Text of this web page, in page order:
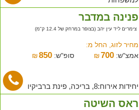
פנינה במדבר
צימרים ליד עין יהב (בצופר במרחק של 12.4 ק"מ)
מחיר לזוג, החל מ:
אמצ"ש:
₪700 סופ"ש: ₪ 850
יחידות אירוח:8, בריכה, פינת ברביקיו
ראס השיטה